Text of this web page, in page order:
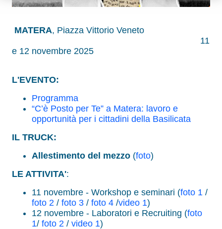
MATERA, Piazza Vittorio Veneto
11
e 12 novembre 2025
L'EVENTO:
Programma
“C’è Posto per Te” a Matera: lavoro e
opportunità per i cittadini della Basilicata
IL TRUCK:
Allestimento del mezzo (foto)
LE ATTIVITA':
11 novembre - Workshop e seminari (foto 1 /
foto 2 / foto 3 / foto 4 /video 1)
12 novembre - Laboratori e Recruiting (foto
1/ foto 2 / video 1)